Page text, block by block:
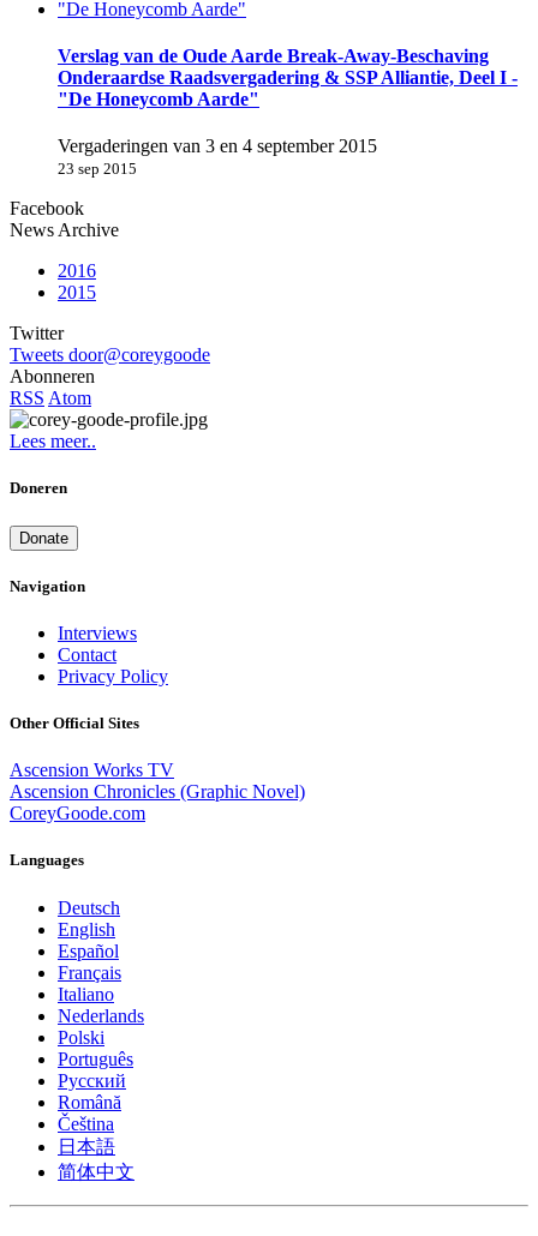
Verslag van de Oude Aarde Break-Away-Beschaving
Onderaardse Raadsvergadering & SSP Alliantie, Deel I -
"De Honeycomb Aarde"
Vergaderingen van 3 en 4 september 2015
23 sep 2015
Facebook
News Archive
2016
2015
Twitter
Tweets door@coreygoode
Abonneren
RSS Atom
Lees meer..
Doneren
Donate
Navigation
Interviews
Contact
Privacy Policy
Other Official Sites
Ascension Works TV
Ascension Chronicles (Graphic Novel)
CoreyGoode.com
Languages
Deutsch
English
Español
Français
Italiano
Nederlands
Polski
Português
Pусский
Română
Čeština
日本語
简体中文